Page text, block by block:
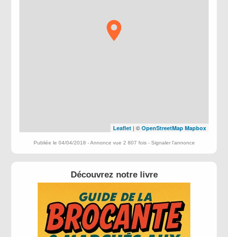
Leaflet| © OpenStreetMap Mapbox
Publiée le 04/04/2018 - Annonce vue 2 807 fois - Signaler l'annonce
Découvrez notre livre